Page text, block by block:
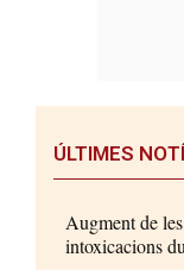
ÚLTIMES
Augment de
intoxicacions